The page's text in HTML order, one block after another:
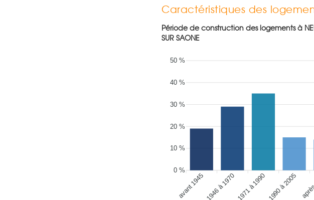
Caractéristiques des
Période de construction des logements à
SUR SAONE
50 %
40 %
30 %
20 %
10 %
0 %
avant 1945de 1946 à 1970de 1971 à 1990de 1990 à 2005